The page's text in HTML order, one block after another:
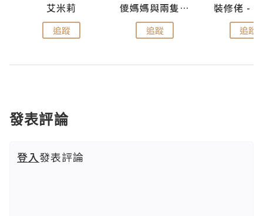
艾米莉
追蹤
儍媽媽與兩隻小魔怪之家
追蹤 追蹤
發表評論
登入發表評論